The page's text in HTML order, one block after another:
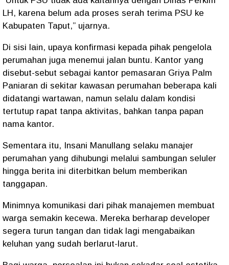
LH, karena belum ada proses serah terima PSU ke
Kabupaten Taput,” ujarnya.
Di sisi lain, upaya konfirmasi kepada pihak pengelola
perumahan juga menemui jalan buntu. Kantor yang
disebut-sebut sebagai kantor pemasaran Griya Palm
Paniaran di sekitar kawasan perumahan beberapa kali
didatangi wartawan, namun selalu dalam kondisi
tertutup rapat tanpa aktivitas, bahkan tanpa papan
nama kantor.
Sementara itu, Insani Manullang selaku manajer
perumahan yang dihubungi melalui sambungan seluler
hingga berita ini diterbitkan belum memberikan
tanggapan.
Minimnya komunikasi dari pihak manajemen membuat
warga semakin kecewa. Mereka berharap developer
segera turun tangan dan tidak lagi mengabaikan
keluhan yang sudah berlarut-larut.